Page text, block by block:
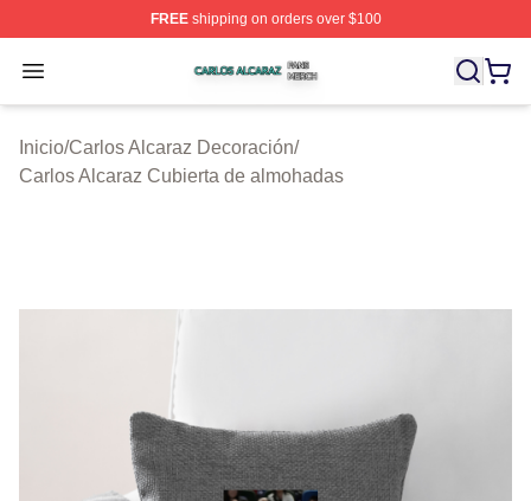
FREEshipping on orders over $100
Open menu
Carlos Alcaraz Shop ⚡️ Officially Licensed Carlos
Inicio/Carlos Alcaraz Decoración/
Carlos Alcaraz Cubierta de almohadas